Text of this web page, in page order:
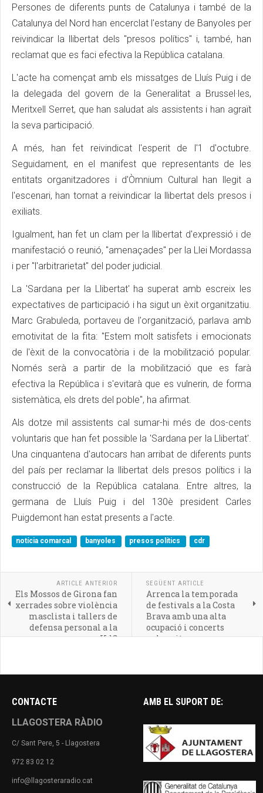
Persones de diferents punts de Catalunya i també de la
Catalunya del Nord han encerclat l'estany de Banyoles per
reivindicar la llibertat dels "presos polítics" i, també, han
reclamat que es faci efectiva la República catalana.
L'acte ha començat amb els missatges de Lluís Puig i de
la delegada del govern de la Generalitat a Brussel·les,
Meritxell Serret, que han saludat als assistents i han agraït
la seva participació.
A més, han fet reivindicat l'esperit de l'1 d'octubre.
Seguidament, en el manifest que representants de les
entitats organitzadores i d'Òmnium Cultural han llegit a
l'escenari, han tornat a reivindicar la llibertat dels presos i
exiliats.
Igualment, han fet un clam per la llibertat d'expressió i de
manifestació o reunió, "amenaçades" per la Llei Mordassa
i per "l'arbitrarietat" del poder judicial.
La 'Sardana per la Llibertat' ha superat amb escreix les
expectatives de participació i ha sigut un èxit organitzatiu.
Marc Grabuleda, portaveu de l'organització, parlava amb
emotivitat de la fita: "Estem molt satisfets i emocionats
de l'èxit de la convocatòria i de la mobilització popular.
Només serà a partir de la mobilització que es farà
efectiva la República i s'evitarà que es vulnerin, de forma
sistemàtica, els drets del poble", ha afirmat.
Als dotze mil assistents cal sumar-hi més de dos-cents
voluntaris que han fet possible la 'Sardana per la Llibertat'.
Una cinquantena d'autocars han arribat de diferents punts
del país per reclamar la llibertat dels presos polítics i la
construcció de la República catalana. Entre altres, la
germana de Lluís Puig i del 130è president Carles
Puigdemont han estat presents a l'acte.
notícia comarcal banyoles presos polítics cdr
ARTICLE ANTERIOR
Els Mossos de Girona fan
xerrades sobre violència
masclista i tallers de
defensa personal a la
UdG
SEGÜENT ARTICLE
Arrenca la temporada
de festivals a la Costa
Brava amb una alta
ocupació i concerts
exhaurits
CONTACTE
LLAGOSTERA RÀDIO
C/ Sant Pere, 5 - Llagostera
972 83 02 12
info@llagosteraradio.cat
AMB EL SUPORT DE: